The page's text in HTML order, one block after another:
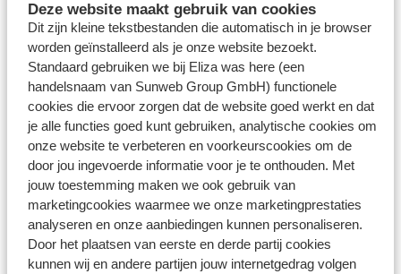
Deze website maakt gebruik van cookies
Dit zijn kleine tekstbestanden die automatisch in je browser
worden geïnstalleerd als je onze website bezoekt.
Standaard gebruiken we bij Eliza was here (een
handelsnaam van Sunweb Group GmbH) functionele
cookies die ervoor zorgen dat de website goed werkt en dat
je alle functies goed kunt gebruiken, analytische cookies om
onze website te verbeteren en voorkeurscookies om de
door jou ingevoerde informatie voor je te onthouden. Met
jouw toestemming maken we ook gebruik van
marketingcookies waarmee we onze marketingprestaties
analyseren en onze aanbiedingen kunnen personaliseren.
Door het plaatsen van eerste en derde partij cookies
kunnen wij en andere partijen jouw internetgedrag volgen
ontvangt binnen 2 uur een aangepaste factuur.
Hoe boek of wijzig je een huurauto in de Eliza was here
app?
1. Open de boeking in deEliza was here app
2. Klik op 'Autohuur' in het menu
3. Selecteer het gewenste type huurauto en selecteer de
hoofdbestuurder
5. Klik op 'Voeg auto toe'
4. Klik op 'Voeg toe aan mijn boeking'. Bevestig en betaal
de wijziging. Je ontvangt binnen 2 uur een aangepaste
factuur.